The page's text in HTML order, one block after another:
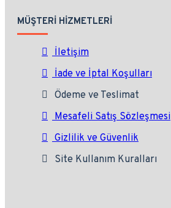
MÜŞTERI HIZMETLERI
İletişim
İade ve İptal Koşulları
Ödeme ve Teslimat
Mesafeli Satış Sözleşmesi
Gizlilik ve Güvenlik
Site Kullanım Kuralları